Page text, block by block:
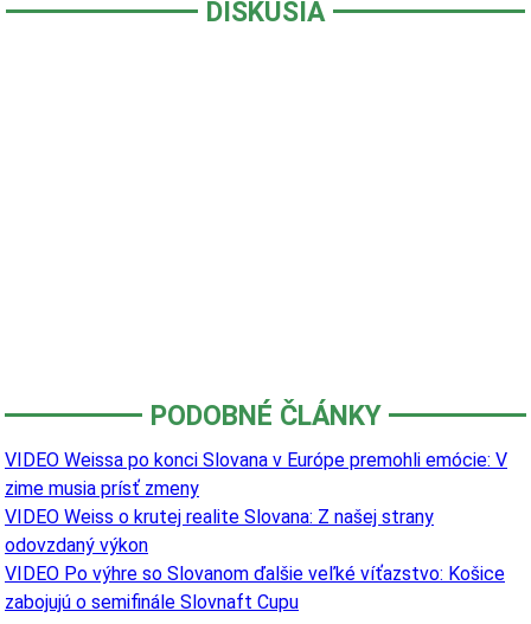
DISKUSIA
PODOBNÉ ČLÁNKY
VIDEO Weissa po konci Slovana v Európe premohli emócie: V
zime musia prísť zmeny
VIDEO Weiss o krutej realite Slovana: Z našej strany
odovzdaný výkon
VIDEO Po výhre so Slovanom ďalšie veľké víťazstvo: Košice
zabojujú o semifinále Slovnaft Cupu